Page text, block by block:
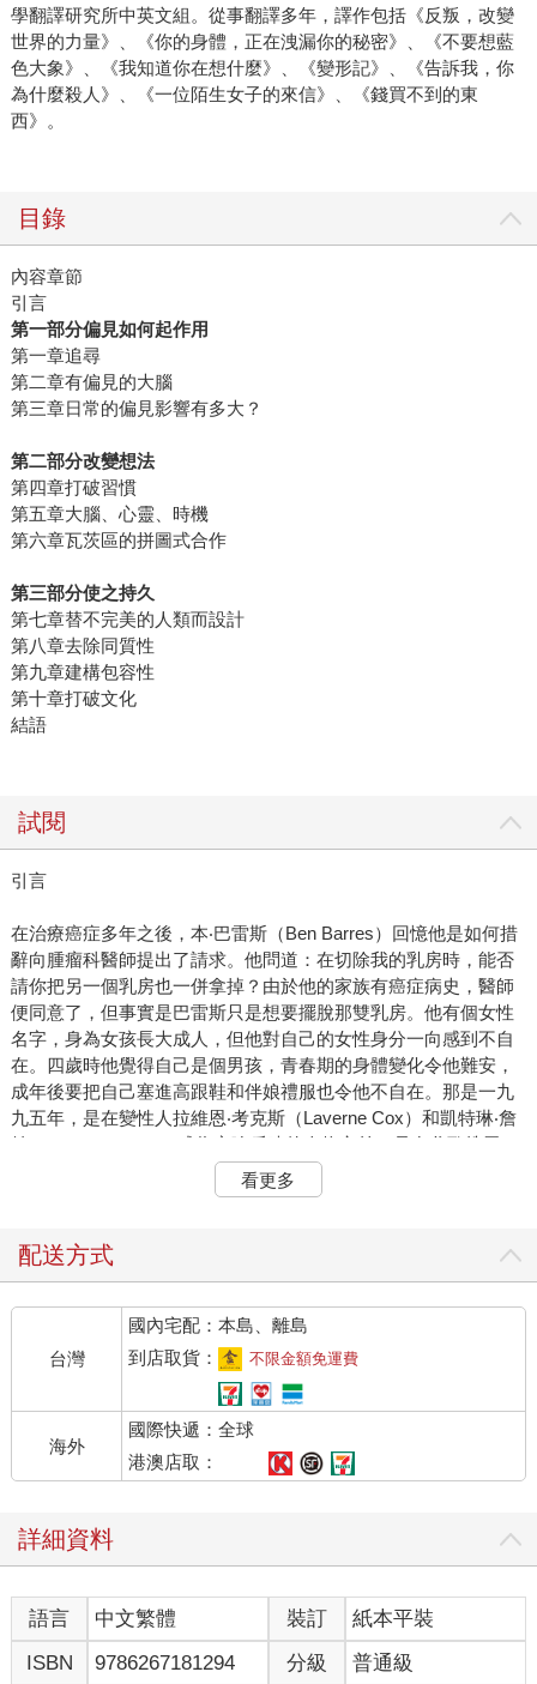
學翻譯研究所中英文組。從事翻譯多年，譯作包括《反叛，改變
世界的力量》、《你的身體，正在洩漏你的秘密》、《不要想藍
色大象》、《我知道你在想什麼》、《變形記》、《告訴我，你
為什麼殺人》、《一位陌生女子的來信》、《錢買不到的東
西》。
目錄
內容章節
引言
第一部分偏見如何起作用
第一章追尋
第二章有偏見的大腦
第三章日常的偏見影響有多大？
第二部分改變想法
第四章打破習慣
第五章大腦、心靈、時機
第六章瓦茨區的拼圖式合作
第三部分使之持久
第七章替不完美的人類而設計
第八章去除同質性
第九章建構包容性
第十章打破文化
結語
試閱
引言
在治療癌症多年之後，本‧巴雷斯（Ben Barres）回憶他是如何措
辭向腫瘤科醫師提出了請求。他問道：在切除我的乳房時，能否
請你把另一個乳房也一併拿掉？由於他的家族有癌症病史，醫師
便同意了，但事實是巴雷斯只是想要擺脫那雙乳房。他有個女性
名字，身為女孩長大成人，但他對自己的女性身分一向感到不自
在。四歲時他覺得自己是個男孩，青春期的身體變化令他難安，
成年後要把自己塞進高跟鞋和伴娘禮服也令他不自在。那是一九
九五年，是在變性人拉維恩‧考克斯（Laverne Cox）和凱特琳‧詹
納（Caitlyn Jenner）成為家喻戶曉的人物之前，是在谷歌搜尋
「變性人」會得到法律建議之前，甚至是在有谷歌之前。當時巴
雷斯並不了解身為變性人是什麼意思，但是切除了雙邊乳房是種
豁然了悟。
時四十三歲的他是史丹佛大學的神經生物學家，剛發現了神經膠
質細胞的重要，這種大腦細胞的角色在那之前一直被低估，他的
發現具有開創性。科學界的同儕一直視他為女性，他不知道他們
對於他改變性別會有什麼反應。學生是否會不想再參與他的實驗
室工作？他是否不會再受邀參加學術研討會？
科學界的確作出了反應，但不是以巴雷斯所擔心的方式。在他變
性之後，不曉得他是變性人的那些人開始更仔細地聆聽他的意
見，不再質疑他的權威。身為中年白人男子，在開會時不再有人
他。他甚至在購物時得到更好的服務。在一場研討會上，他無意
間聽到一個不知道他是變性人的科學家說：「本今天做的專題研
討很棒，再說，他的研究成果要比他姊姊強得多。」
巴雷斯很驚訝。在變性之前，他很少察覺性別歧視，甚至連明顯
的例子都沒注意到。巴雷斯還就讀於麻省理工學院大學部時，有
一次他在一堂數學課上解開了一個難題，是全班唯一解開這道題
看更多
配送方式
台灣
國內宅配：本島、離島
到店取貨：
不限金額免運費
海外
國際快遞：全球
港澳店取：
詳細資料
語言 中文繁體 裝訂
紙本平裝
ISBN
9786267181294 分級 普通級